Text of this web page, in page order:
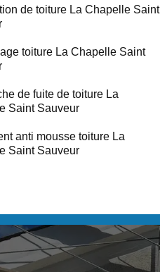
de toiture La Chapelle Saint
toiture La Chapelle Saint
de fuite de toiture La
Saint Sauveur
anti mousse toiture La
Saint Sauveur